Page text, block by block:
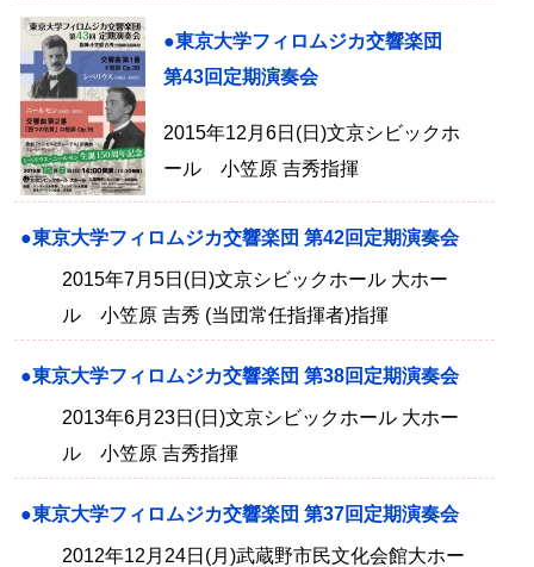
●東京大学フィロムジカ交響楽団
第43回定期演奏会
2015年12月6日(日)文京シビックホ
ール 小笠原 吉秀指揮
●東京大学フィロムジカ交響楽団 第42回定期演奏会
2015年7月5日(日)文京シビックホール 大ホー
ル 小笠原 吉秀 (当団常任指揮者)指揮
●東京大学フィロムジカ交響楽団 第38回定期演奏会
2013年6月23日(日)文京シビックホール 大ホー
ル 小笠原 吉秀指揮
●東京大学フィロムジカ交響楽団 第37回定期演奏会
2012年12月24日(月)武蔵野市民文化会館大ホー